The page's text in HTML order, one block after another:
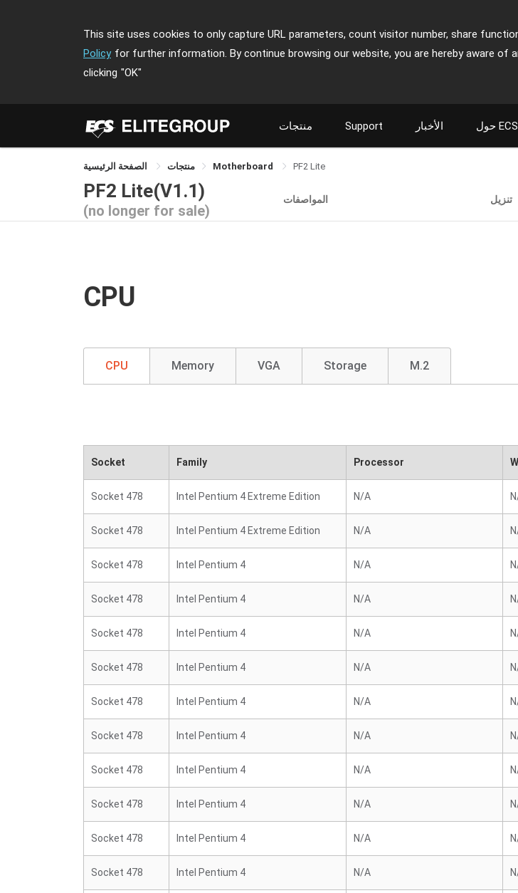
This site uses cookies to only capture URL parameters, count visitor number, share
Policy for further information. By continue browsing our website, you are hereby aware of
clicking "OK"
منتجات Support الأخبار حول ECS
منتجات Motherboard PF2 Lite
PF2 Lite(V1.1)
(no longer for sale)
المواصفات تنزيل
CPU
CPU Memory VGA Storage M.2
Socket Family Processor
Socket 478 Intel Pentium 4 Extreme Edition N/A
Socket 478 Intel Pentium 4 Extreme Edition N/A
Socket 478 Intel Pentium 4 N/A
Socket 478 Intel Pentium 4 N/A
Socket 478 Intel Pentium 4 N/A
Socket 478 Intel Pentium 4 N/A
Socket 478 Intel Pentium 4 N/A
Socket 478 Intel Pentium 4 N/A
Socket 478 Intel Pentium 4 N/A
Socket 478 Intel Pentium 4 N/A
Socket 478 Intel Pentium 4 N/A
Socket 478 Intel Pentium 4 N/A